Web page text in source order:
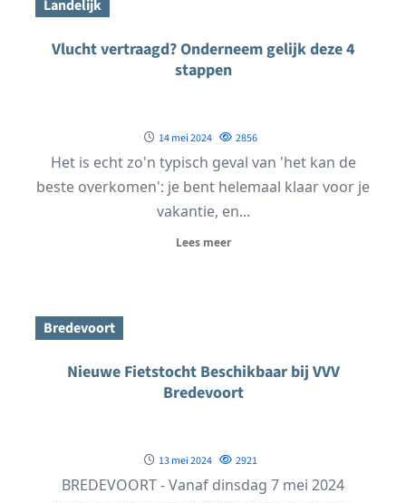
Landelijk
Vlucht vertraagd? Onderneem gelijk deze 4
stappen
14 mei 2024 2856
Het is echt zo'n typisch geval van 'het kan de
beste overkomen': je bent helemaal klaar voor je
vakantie, en...
Lees meer
Bredevoort
Nieuwe Fietstocht Beschikbaar bij VVV
Bredevoort
13 mei 2024 2921
BREDEVOORT - Vanaf dinsdag 7 mei 2024